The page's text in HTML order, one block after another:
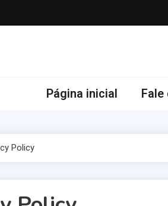
Página inicial
Policy